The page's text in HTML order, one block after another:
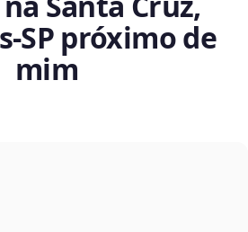
próximo de
mim